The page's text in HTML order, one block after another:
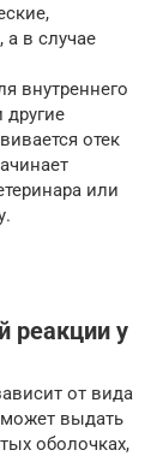
в случае
внутреннего
отек
или
реакции у
от вида
выдать
оболочках,